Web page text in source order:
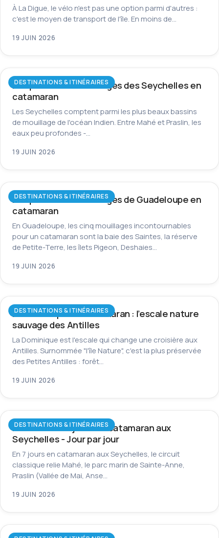
À La Digue, le vélo n'est pas une option parmi d'autres :
c'est le moyen de transport de l'île. En moins de…
19 JUIN 2026
DESTINATIONS & ITINÉRAIRES
Les plus beaux mouillages des Seychelles en
catamaran
Les Seychelles comptent parmi les plus beaux bassins
de mouillage de l'océan Indien. Entre Mahé et Praslin, les
eaux peu profondes -…
19 JUIN 2026
DESTINATIONS & ITINÉRAIRES
Les plus beaux mouillages de Guadeloupe en
catamaran
En Guadeloupe, les cinq mouillages incontournables
pour un catamaran sont la baie des Saintes, la réserve
de Petite-Terre, les îlets Pigeon, Deshaies…
19 JUIN 2026
DESTINATIONS & ITINÉRAIRES
La Dominique en catamaran : l’escale nature
sauvage des Antilles
La Dominique est l'escale qui change une croisière aux
Antilles. Surnommée "l'île Nature", c'est la plus préservée
des Petites Antilles : forêt…
19 JUIN 2026
DESTINATIONS & ITINÉRAIRES
Itinéraire de 7 jours en catamaran aux
Seychelles - Jour par jour
En 7 jours en catamaran aux Seychelles, le circuit
classique relie Mahé, le parc marin de Sainte-Anne,
Praslin (Vallée de Mai, Anse…
19 JUIN 2026